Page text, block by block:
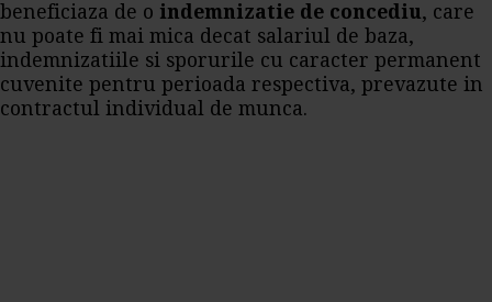
beneficiaza de o indemnizatie de concediu, care
nu poate fi mai mica decat salariul de baza,
indemnizatiile si sporurile cu caracter permanent
cuvenite pentru perioada respectiva, prevazute in
contractul individual de munca.